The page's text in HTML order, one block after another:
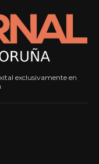
exclusivamente en